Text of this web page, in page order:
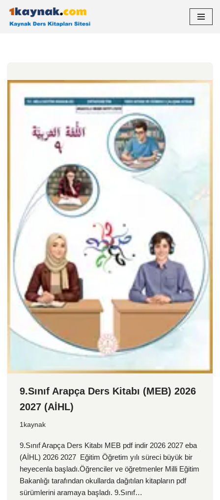
İçeriğe
9.Sınıf Arapça Ders Kitabı (MEB) 2026
2027 (AİHL)
1kaynak
9.Sınıf Arapça Ders Kitabı MEB pdf indir 2026 2027 eba
(AİHL) 2026 2027 Eğitim Öğretim yılı süreci büyük bir
heyecenla başladı.Öğrenciler ve öğretmenler Milli Eğitim
Bakanlığı tarafından okullarda dağıtılan kitapların pdf
sürümlerini aramaya başladı. 9.Sınıf…